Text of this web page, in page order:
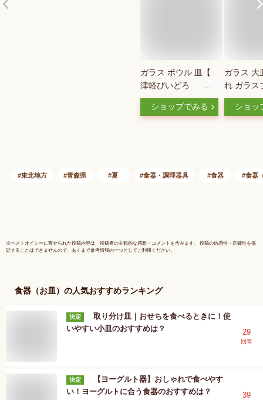
ガラス ボウル 皿【
津軽びいどろ
MATSURI まつり盛
皿 】おしゃれ かわ
花火 祭 手作り ハン
ショップでみる
ガラス 大
れ ガラス
【 津軽び
NEBUTA
ド ギフ
ショッ
東北地方 青森県 夏 食器・調理器具 食器 食器
※ベストオイシーに寄せられた投稿内容は、投稿者の主観的な感想・コメントを含みます。 投稿の信憑性・正確性を保
証することはできませんので、あくまで参考情報の一つとしてご利用ください。
食器（お皿） の人気おすすめランキング
決定
取り分け皿｜おせちを食べるときに！使
いやすい小皿のおすすめは？
29
回答
決定
【ヨーグルト器】おしゃれで食べやす
い！ヨーグルトに合う食器のおすすめは？
39